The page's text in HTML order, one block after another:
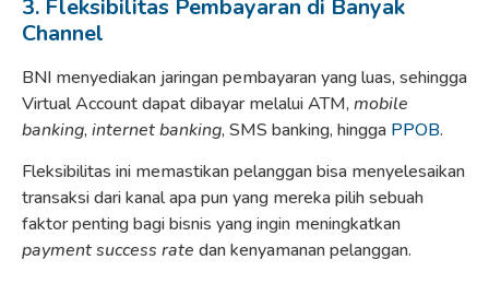
3. Fleksibilitas Pembayaran di Banyak
Channel
BNI menyediakan jaringan pembayaran yang luas, sehingga
Virtual Account dapat dibayar melalui ATM, mobile
banking, internet banking, SMS banking, hingga PPOB.
Fleksibilitas ini memastikan pelanggan bisa menyelesaikan
transaksi dari kanal apa pun yang mereka pilih sebuah
faktor penting bagi bisnis yang ingin meningkatkan
payment success rate dan kenyamanan pelanggan.